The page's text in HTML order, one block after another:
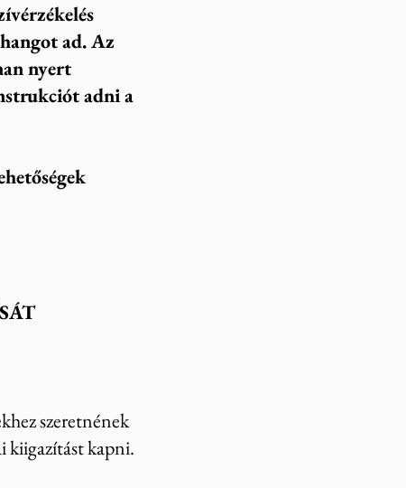
ad. Az
nyert
adni a
szeretnének
kiigazítást kapni.